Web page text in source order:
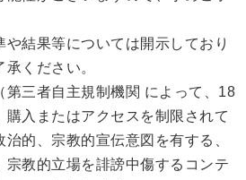
や結果等については開示しており
ください。
第三者自主規制機関 によって、18
購入またはアクセスを制限されて
的、宗教的宣伝意図を有する、
宗教的立場を誹謗中傷するコンテ